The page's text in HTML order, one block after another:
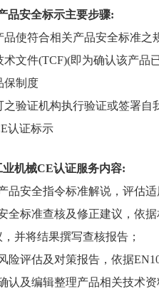
品安全标示主要步骤:
品使符合相关产品安全标准之
术文件(TCF)(即为确认该产品
保制度
之验证机构执行验证或签署
认证标示
业机械CE认证服务内容:
品安全指令标准解说，评估
全标准查核及修正建议，依
并将结果撰写查核报告；
险评估及对策报告，依据
认及编辑整理产品相关技术